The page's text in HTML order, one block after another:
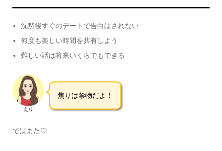
沈黙後すぐのデートで告白はされない
何度も楽しい時間を共有しよう
難しい話は将来いくらでもできる
えり
焦りは禁物だよ！
ではまた♡